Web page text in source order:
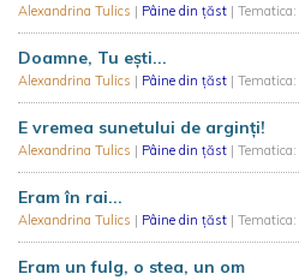
Alexandrina Tulics | Pâine din țăst | Tematica:
Doamne, Tu ești...
Alexandrina Tulics | Pâine din țăst | Tematica:
E vremea sunetului de arginți!
Alexandrina Tulics | Pâine din țăst | Tematica:
Eram în rai...
Alexandrina Tulics | Pâine din țăst | Tematica:
Eram un fulg, o stea, un om